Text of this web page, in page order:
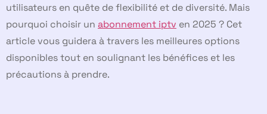
utilisateurs en quête de flexibilité et de diversité. Mais
pourquoi choisir un abonnement iptv en 2025 ? Cet
article vous guidera à travers les meilleures options
disponibles tout en soulignant les bénéfices et les
précautions à prendre.